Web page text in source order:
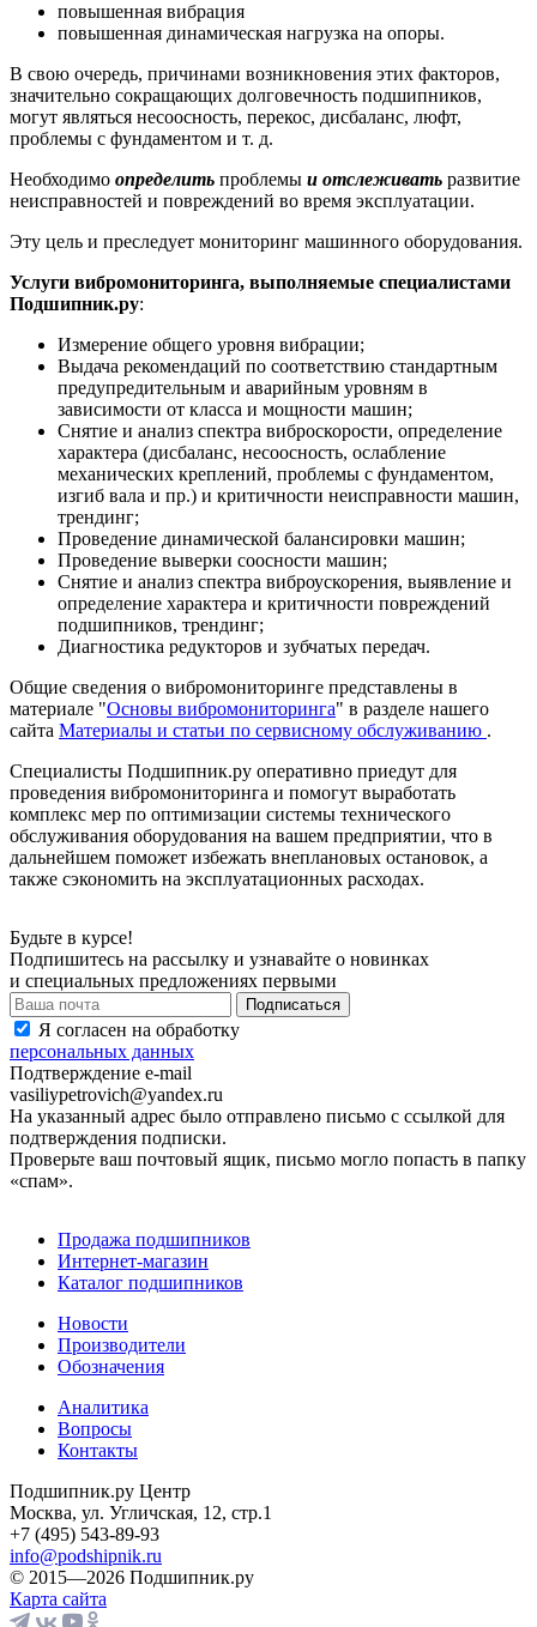
повышенная вибрация
повышенная динамическая нагрузка на опоры.
В свою очередь, причинами возникновения этих факторов,
значительно сокращающих долговечность подшипников,
могут являться несоосность, перекос, дисбаланс, люфт,
проблемы с фундаментом и т. д.
Необходимо определить проблемы и отслеживать развитие
неисправностей и повреждений во время эксплуатации.
Эту цель и преследует мониторинг машинного оборудования.
Услуги вибромониторинга, выполняемые специалистами
Подшипник.ру:
Измерение общего уровня вибрации;
Выдача рекомендаций по соответствию стандартным
предупредительным и аварийным уровням в
зависимости от класса и мощности машин;
Снятие и анализ спектра виброскорости, определение
характера (дисбаланс, несоосность, ослабление
механических креплений, проблемы с фундаментом,
изгиб вала и пр.) и критичности неисправности машин,
трендинг;
Проведение динамической балансировки машин;
Проведение выверки соосности машин;
Снятие и анализ спектра виброускорения, выявление и
определение характера и критичности повреждений
подшипников, трендинг;
Диагностика редукторов и зубчатых передач.
Общие сведения о вибромониторинге представлены в
материале "Основы вибромониторинга" в разделе нашего
сайта Материалы и статьи по сервисному обслуживанию .
Специалисты Подшипник.ру оперативно приедут для
проведения вибромониторинга и помогут выработать
комплекс мер по оптимизации системы технического
обслуживания оборудования на вашем предприятии, что в
дальнейшем поможет избежать внеплановых остановок, а
также сэкономить на эксплуатационных расходах.
Будьте в курсе!
Подпишитесь на рассылку и узнавайте о новинках
и специальных предложениях первыми
Я согласен на обработку
персональных данных
Подтверждение e-mail
vasiliypetrovich@yandex.ru
На указанный адрес было отправлено письмо с ссылкой для
подтверждения подписки.
Проверьте ваш почтовый ящик, письмо могло попасть в папку
«спам».
Продажа подшипников
Интернет-магазин
Каталог подшипников
Новости
Производители
Обозначения
Аналитика
Вопросы
Контакты
Подшипник.ру Центр
Москва, ул. Угличская, 12, стр.1
+7 (495) 543-89-93
info@podshipnik.ru
© 2015—2026 Подшипник.ру
Карта сайта